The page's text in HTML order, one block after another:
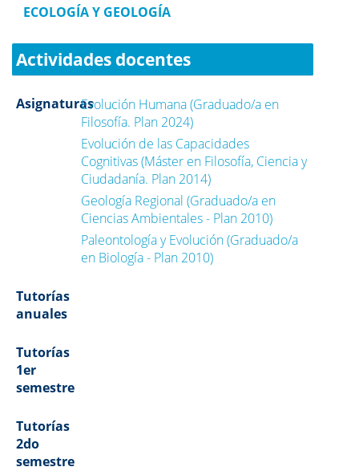
ECOLOGÍA Y GEOLOGÍA
Actividades docentes
AsignaturasEvolución Humana (Graduado/a en
Filosofía. Plan 2024)
Evolución de las Capacidades
Cognitivas (Máster en Filosofía, Ciencia y
Ciudadanía. Plan 2014)
Geología Regional (Graduado/a en
Ciencias Ambientales - Plan 2010)
Paleontología y Evolución (Graduado/a
en Biología - Plan 2010)
Tutorías
anuales
Tutorías
1er
semestre
Tutorías
2do
semestre